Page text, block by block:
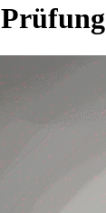
Prüfung